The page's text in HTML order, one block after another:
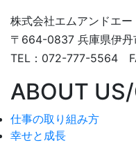
株式会社エムアンドエー
〒664-0837 兵庫県伊
TEL：072-777-5564
ABOUT
仕事の取り組み方
幸せと成長